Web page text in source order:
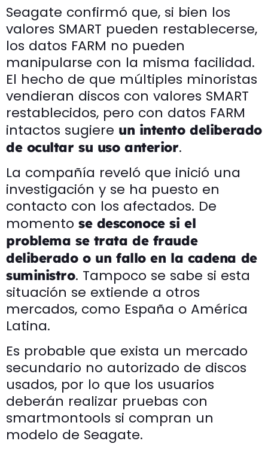
Seagate confirmó que, si bien los
valores SMART pueden restablecerse,
los datos FARM no pueden
manipularse con la misma facilidad.
El hecho de que múltiples minoristas
vendieran discos con valores SMART
restablecidos, pero con datos FARM
intactos sugiere un intento deliberado
de ocultar su uso anterior.
La compañía reveló que inició una
investigación y se ha puesto en
contacto con los afectados. De
momento se desconoce si el
problema se trata de fraude
deliberado o un fallo en la cadena de
suministro. Tampoco se sabe si esta
situación se extiende a otros
mercados, como España o América
Latina.
Es probable que exista un mercado
secundario no autorizado de discos
usados, por lo que los usuarios
deberán realizar pruebas con
smartmontools si compran un
modelo de Seagate.